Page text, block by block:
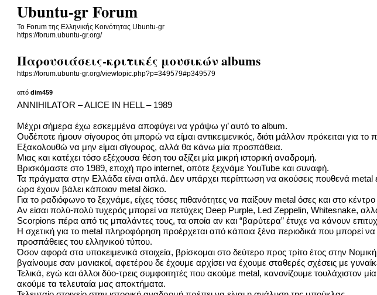
Ubuntu-gr Forum
To Forum της Ελληνικής Κοινότητας Ubuntu-gr
https://forum.ubuntu-gr.org/
Παρουσιάσεις-κριτικές μουσικών albums
https://forum.ubuntu-gr.org/viewtopic.php?p=349579#p349579
απόdim459
ANNIHILATOR – ALICE IN HELL – 1989
Μέχρι σήμερα έχω εσκεμμένα αποφύγει να γράψω γι’ αυτό το album.
Ουδέποτε ήμουν σίγουρος ότι μπορώ να είμαι αντικειμενικός, διότι μάλλον πρόκειται
Εξακολουθώ να μην είμαι σίγουρος, αλλά θα κάνω μία προσπάθεια.
Μιας και κατέχει τόσο εξέχουσα θέση του αξίζει μία μικρή ιστορική αναδρομή.
Βρισκόμαστε στο 1989, εποχή προ internet, οπότε ξεχνάμε YouTube και συναφή.
Τα πράγματα στην Ελλάδα είναι απλά. Δεν υπάρχει περίπτωση να ακούσεις πουθενά metal
ώρα έχουν βάλει κάποιον metal δίσκο.
Για το ραδιόφωνο το ξεχνάμε, είχες τόσες πιθανότητες να παίξουν metal όσες και στο
Αν είσαι πολύ-πολύ τυχερός μπορεί να πετύχεις Deep Purple, Led Zeppelin, Whitesnake,
Scorpions πέρα από τις μπαλάντες τους, τα οποία αν και “βαρύτερα” έτυχε να κάνουν
Η σχετική για το metal πληροφόρηση προέρχεται από κάποια ξένα περιοδικά που μπορεί
προσπάθειες του ελληνικού τύπου.
Όσον αφορά στα υποκειμενικά στοιχεία, βρίσκομαι στο δεύτερο προς τρίτο έτος στην
βγαίνουμε σαν μανιακοί, αφετέρου δε έχουμε αρχίσει να έχουμε σταθερές σχέσεις με
Τελικά, εγώ και άλλοι δύο-τρεις συμφοιτητές που ακούμε metal, κανονίζουμε
ακούμε τα τελευταία μας αποκτήματα.